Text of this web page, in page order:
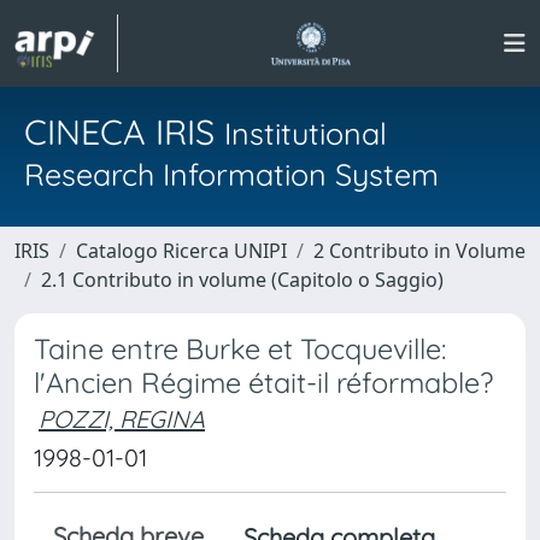
CINECA IRIS Institutional
Research Information System
IRIS Catalogo Ricerca UNIPI
2 Contributo in Volume
2.1 Contributo in volume (Capitolo o Saggio)
Taine entre Burke et Tocqueville:
l'Ancien Régime était-il réformable?
POZZI, REGINA
1998-01-01